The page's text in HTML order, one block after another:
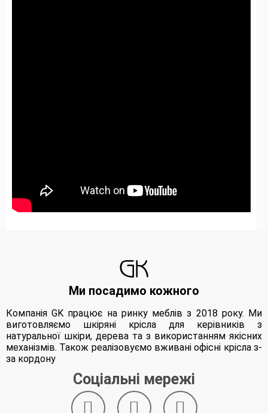
Ми посадимо кожного
Компанія GK працює на ринку меблів з 2018 року. Ми
виготовляємо шкіряні крісла для керівників з
натуральної шкіри, дерева та з використанням якісних
механізмів. Також реалізовуємо вживані офісні крісла з-
за кордону
Соціальні мережі